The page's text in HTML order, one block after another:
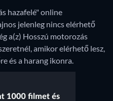
hazafelé" online
jelenleg nincs elérhető
a(z) Hosszú motorozás
amikor elérhető lesz,
és a harang ikonra.